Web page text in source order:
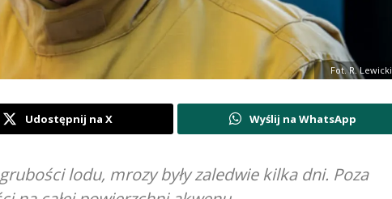
Fot. R. Lewicki
Udostępnij na X Wyślij na WhatsApp
lodu, mrozy były zaledwie kilka dni. Poza